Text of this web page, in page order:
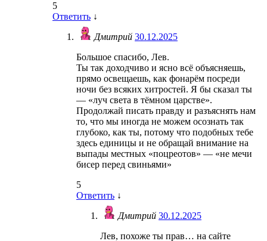
5
Ответить ↓
Дмитрий 30.12.2025
Большое спасибо, Лев.
Ты так доходчиво и ясно всё объясняешь,
прямо освещаешь, как фонарём посреди
ночи без всяких хитростей. Я бы сказал ты
— «луч света в тёмном царстве».
Продолжай писать правду и разъяснять нам
то, что мы иногда не можем осознать так
глубоко, как ты, потому что подобных тебе
здесь единицы и не обращай внимание на
выпады местных «поцреотов» — «не мечи
бисер перед свиньями»
5
Ответить ↓
Дмитрий 30.12.2025
Лев, похоже ты прав… на сайте